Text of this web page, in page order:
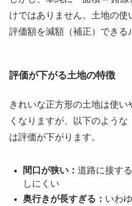
けではありません。土地の使
評価額を減額（補正）できる
評価が下がる土地の特徴
きれいな正方形の土地は使い
くなりますが、以下のような
は評価が下がります。
間口が狭い： 道路に接す
しにくい
奥行きが長すぎる： いわ